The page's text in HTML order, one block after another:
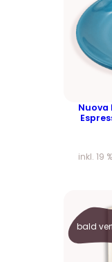
Nuova
inkl. 19
bald